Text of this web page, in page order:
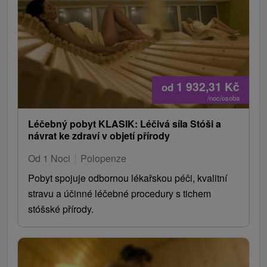
od 1 932,31 Kč
/noc/osoba
Léčebný pobyt KLASIK: Léčivá síla Stóši a
návrat ke zdraví v objetí přírody
Od 1 Noci
Polopenze
Pobyt spojuje odbornou lékařskou péči, kvalitní
stravu a účinné léčebné procedury s tichem
stóšské přírody.